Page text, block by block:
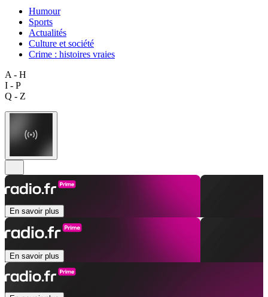
Humour
Sports
Actualités
Culture et société
Crime : histoires vraies
A - H
I - P
Q - Z
En savoir plus
En savoir plus